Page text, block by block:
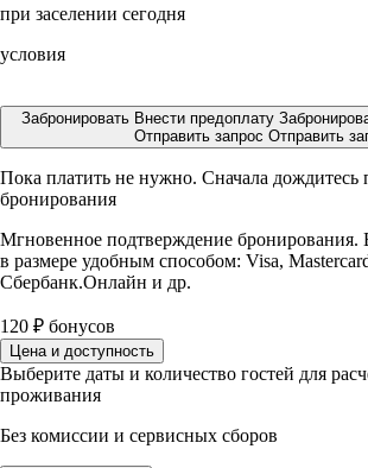
при заселении сегодня
условия
Забронировать Внести предоплату
Отправить запрос Отправить
Пока платить не нужно. Сначала дождитесь
бронирования
Мгновенное подтверждение бронирования.
в размере удобным способом: Visa,
Сбербанк.Онлайн и др.
120 ₽ бонусов
Цена и доступность
Выберите даты и количество гостей для
проживания
Без комиссии и сервисных сборов